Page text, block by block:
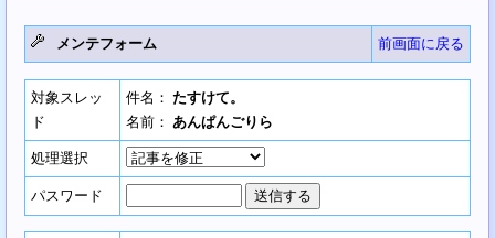
メンテフォーム 前画面に戻る
対象スレッ
ド
件名： たすけて。
名前： あんぱんごりら
処理選択
パスワード